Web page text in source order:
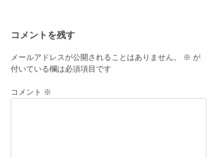
コメントを残す
メールアドレスが公開されることはありません。 ※ が
付いている欄は必須項目です
コメント ※